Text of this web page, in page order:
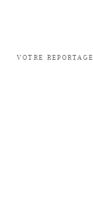
VOTRE REPORTAGE